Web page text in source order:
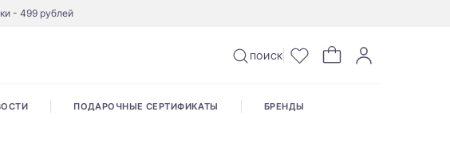
- 499 рублей
ПОИСК
ПОДАРОЧНЫЕ СЕРТИФИКАТЫ БРЕНДЫ